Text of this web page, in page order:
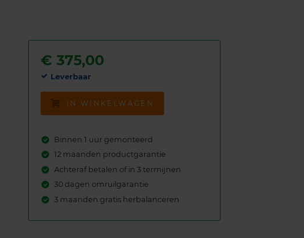
€375,00
Leverbaar
IN WINKELWAGEN
Binnen 1 uur gemonteerd
12 maanden productgarantie
Achteraf betalen of in 3 termijnen
30 dagen omruilgarantie
3 maanden gratis herbalanceren